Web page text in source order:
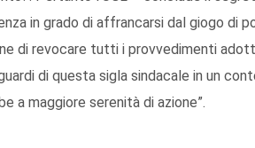
in grado di affrancarsi dal giogo di
di revocare tutti i provvedimenti
di questa sigla sindacale in un
a maggiore serenità di azione”.